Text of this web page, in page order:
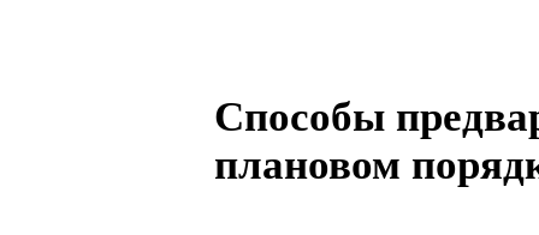
Способы
плановом